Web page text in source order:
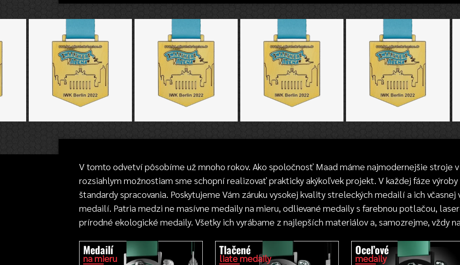
V tomto odvetví pôsobíme už mnoho rokov. Ako spoločnosť Maad máme najmodernejšie stroje
rozsiahlym možnostiam sme schopní realizovať prakticky akýkoľvek projekt. V každej fáze
štandardy spracovania. Poskytujeme Vám záruku vysokej kvality streleckých medailí a ich
medailí. Patria medzi ne masívne medaily na mieru, odlievané medaily s farebnou potlačou,
prírodné ekologické medaily. Všetky ich vyrábame z najlepších materiálov a, samozrejme, vždy
Medailí
na mieru
Tlačené
liate medaily
Oceľové
medaily